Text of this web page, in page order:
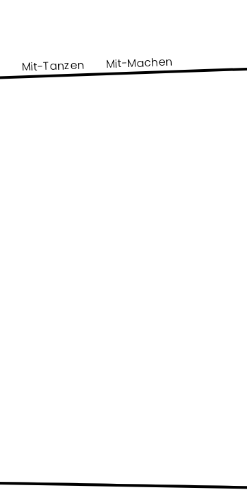
Mit-Tanzen Mit-Machen